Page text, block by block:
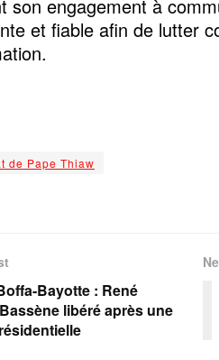
son engagement à
et fiable afin de lutter
de Pape Thiaw
Bayotte : René
libéré après une